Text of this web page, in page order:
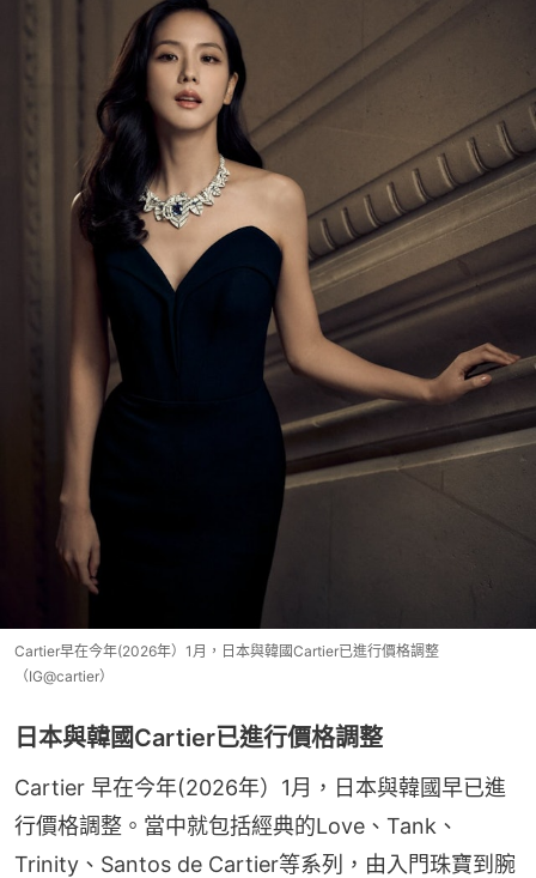
Cartier早在今年(2026年）1月，日本與韓國Cartier已進行價格調整
（IG@cartier）
日本與韓國Cartier已進行價格調整
Cartier 早在今年(2026年）1月，日本與韓國早已進
行價格調整。當中就包括經典的Love、Tank、
Trinity、Santos de Cartier等系列，由入門珠寶到腕